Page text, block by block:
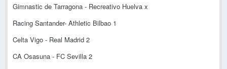
Gimnastic de Tarragona - Recreativo Huelva x
Racing Santander- Athletic Bilbao 1
Celta Vigo - Real Madrid 2
CA Osasuna - FC Sevilla 2